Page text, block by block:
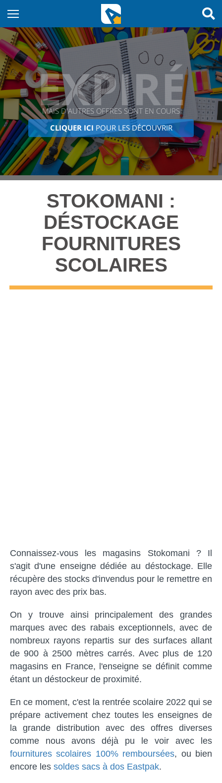
EXPIRÉ
MAIS D'AUTRES OFFRES SONT EN COURS
CLIQUER ICI POUR LES DÉCOUVRIR
STOKOMANI :
DÉSTOCKAGE
FOURNITURES
SCOLAIRES
Connaissez-vous les magasins Stokomani ? Il
s'agit d'une enseigne dédiée au déstockage. Elle
récupère des stocks d'invendus pour le remettre en
rayon avec des prix bas.
On y trouve ainsi principalement des grandes
marques avec des rabais exceptionnels, avec de
nombreux rayons repartis sur des surfaces allant
de 900 à 2500 mètres carrés. Avec plus de 120
magasins en France, l'enseigne se définit comme
étant un déstockeur de proximité.
En ce moment, c'est la rentrée scolaire 2022 qui se
prépare activement chez toutes les enseignes de
la grande distribution avec des offres diverses
comme nous avons déjà pu le voir avec les
fournitures scolaires 100% remboursées, ou bien
encore les soldes sacs à dos Eastpak.